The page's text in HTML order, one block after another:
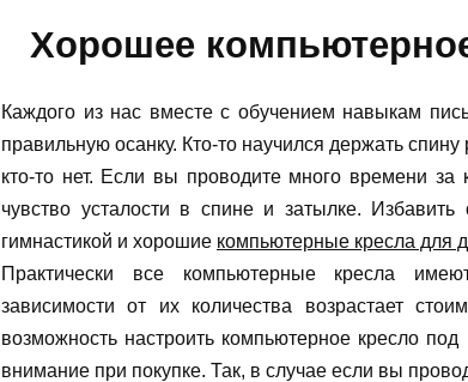
Хорошее
Каждого из нас вместе с обучением навыкам
правильную осанку. Кто-то научился держать
кто-то нет. Если вы проводите много времени
чувство усталости в спине и затылке.
гимнастикой и хорошие компьютерные кресла для
Практически все компьютерные кресла
зависимости от их количества возрастает
возможность настроить компьютерное кресло
внимание при покупке. Так, в случае если вы